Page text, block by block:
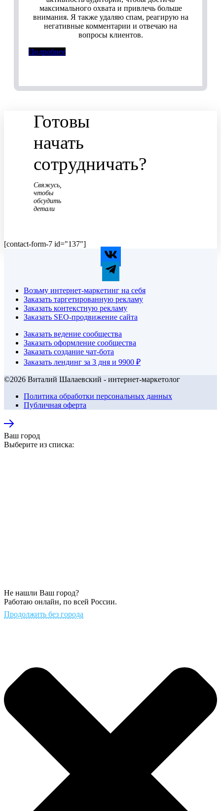
максимального охвата и привлечь больше
внимания. Я также удаляю спам, реагирую на
негативные комментарии и отвечаю на
вопросы клиентов.
Подробнее
Готовы
начать
сотрудничать?
Свяжусь,
чтобы
обсудить
детали
[contact-form-7 id="137"]
Возьму интернет-маркетинг на себя
Заказать таргетированную рекламу
Заказать контекстную рекламу
Заказать SEO-продвижение сайта
Заказать ведение сообщества
Заказать оформление сообщества
Заказать создание чат-бота
Заказать лендинг за 3 дня и 9900 ₽
©2026 Виталий Шалаевский - интернет-маркетолог
Политика обработки персональных данных
Публичная оферта
Ваш город
Выберите из списка:
Не нашли Ваш город?
Работаю онлайн, по всей России.
Продолжить без города